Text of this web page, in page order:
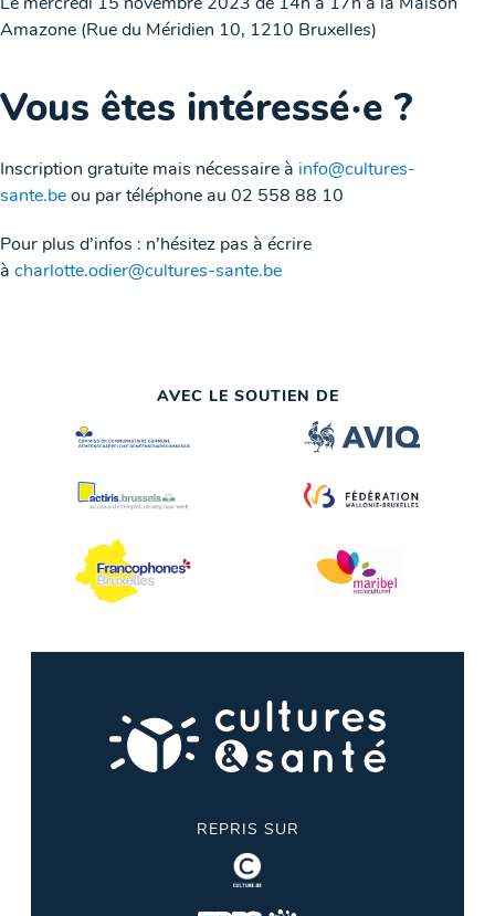
Le mercredi 15 novembre 2023 de 14h à 17h à la Maison
Amazone (Rue du Méridien 10, 1210 Bruxelles)
Vous êtes intéressé·e ?
Inscription gratuite mais nécessaire à info@cultures-
sante.be ou par téléphone au 02 558 88 10
Pour plus d’infos : n’hésitez pas à écrire
à charlotte.odier@cultures-sante.be
AVEC LE SOUTIEN DE
REPRIS SUR